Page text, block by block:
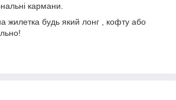
кармани.
жилетка будь який лонг , кофту або